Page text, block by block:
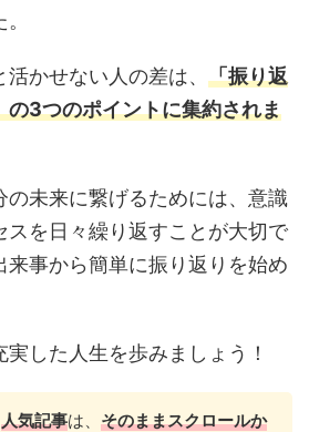
かせない人の差は、 「振り返
の3つのポイントに集約されま
の未来に繋げるためには、意識
スを日々繰り返すことが大切で
来事から簡単に振り返りを始め
した人生を歩みましょう！
人気記事は、 そのままスクロールか